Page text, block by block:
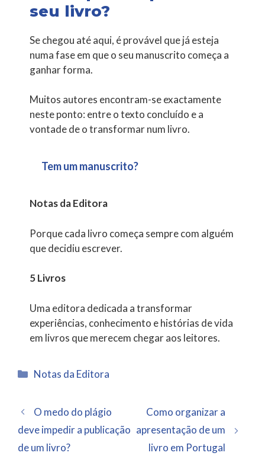
seu livro?
Se chegou até aqui, é provável que já esteja
numa fase em que o seu manuscrito começa a
ganhar forma.
Muitos autores encontram-se exactamente
neste ponto: entre o texto concluído e a
vontade de o transformar num livro.
Tem um manuscrito?
Notas da Editora
Porque cada livro começa sempre com alguém
que decidiu escrever.
5 Livros
Uma editora dedicada a transformar
experiências, conhecimento e histórias de vida
em livros que merecem chegar aos leitores.
Categorias
Notas da Editora
O medo do plágio
deve impedir a publicação
de um livro?
Como organizar a
apresentação de um
livro em Portugal